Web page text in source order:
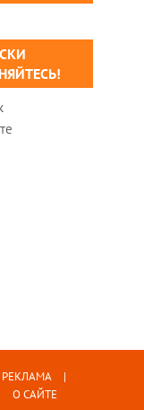
РЕКЛАМА
О САЙТЕ